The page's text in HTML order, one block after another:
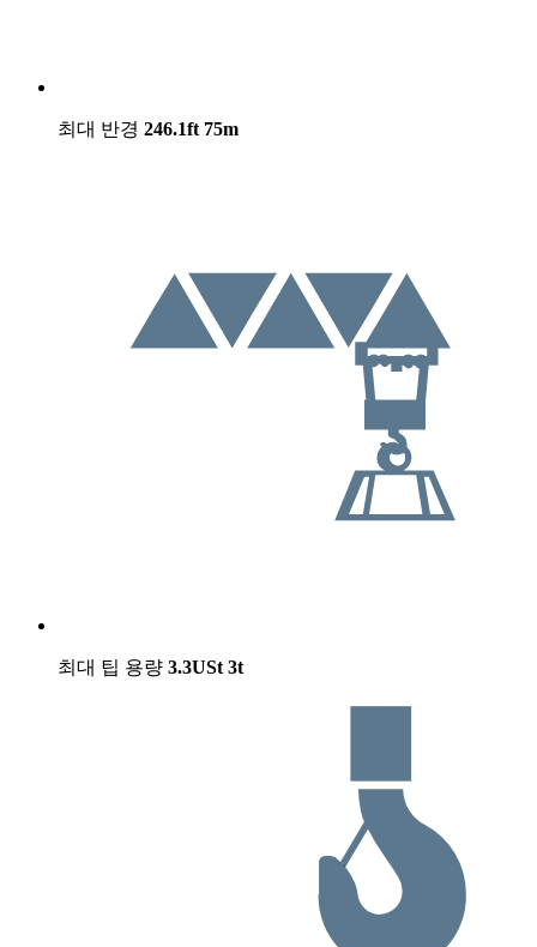
최대 반경 246.1ft 75m
최대 팁 용량 3.3USt 3t